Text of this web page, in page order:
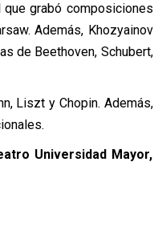
grabó composiciones
Además, Khozyainov
de Beethoven, Schubert,
Liszt y Chopin. Además,
Universidad Mayor,